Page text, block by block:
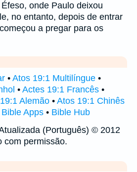
onde Paulo deixou
no entanto, depois de entrar
a pregar para os
• Atos 19:1 Multilíngue •
• Actes 19:1 Francês •
Alemão • Atos 19:1 Chinês
Bible Apps • Bible Hub
(Português) © 2012
com permissão.